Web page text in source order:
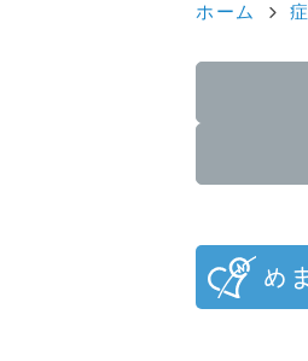
ホーム
め